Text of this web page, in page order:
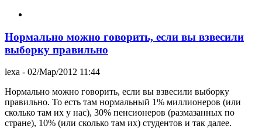
Нормально можно говорить, если вы взвесили
выборку правильно
lexa - 02/Мар/2012 11:44
Нормально можно говорить, если вы взвесили выборку
правильно. То есть там нормальный 1% миллионеров (или
сколько там их у нас), 30% пенсионеров (размазанных по
стране), 10% (или сколько там их) студентов и так далее.